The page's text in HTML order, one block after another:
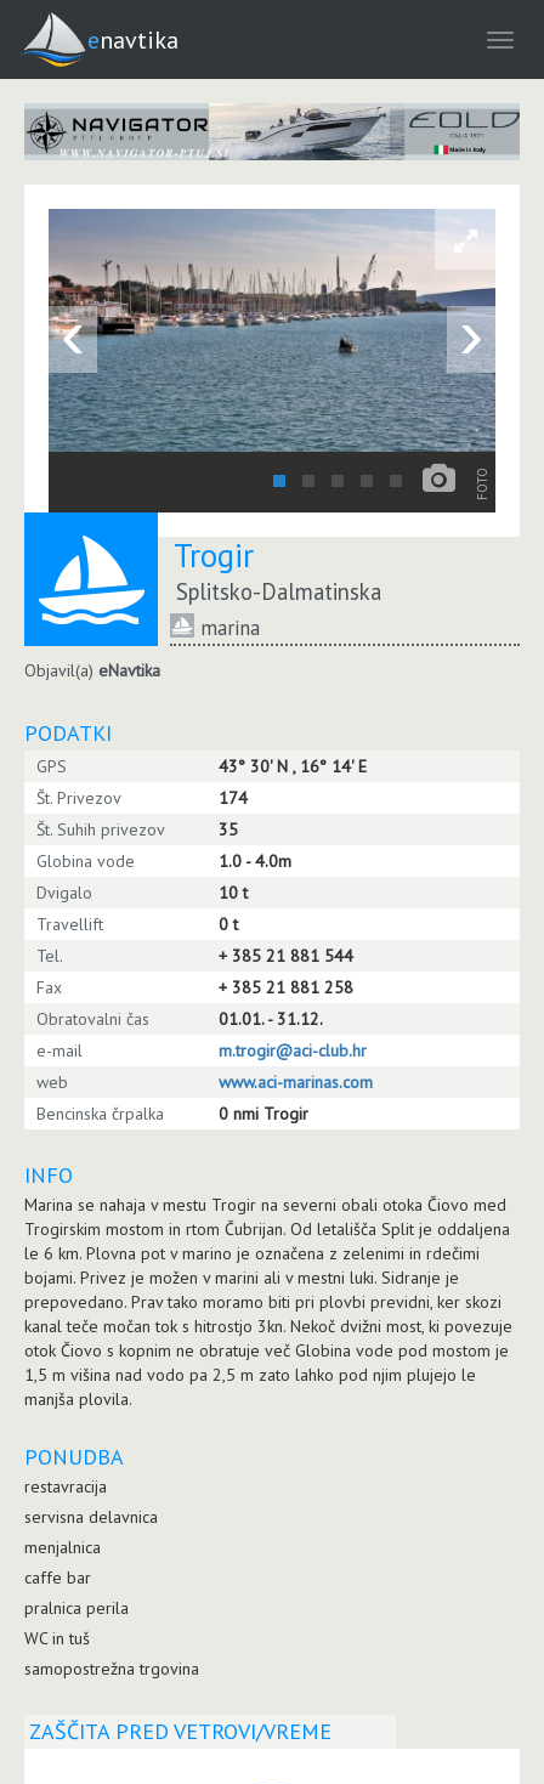
enavtika
‹ ›
FOTO
Trogir
Splitsko-Dalmatinska
marina
Objavil(a) eNavtika
PODATKI
GPS
43° 30' N , 16° 14' E
Št. Privezov
174
Št. Suhih privezov
35
Globina vode
1.0 - 4.0m
Dvigalo
10 t
Travellift
0 t
Tel.
+ 385 21 881 544
Fax
+ 385 21 881 258
Obratovalni čas
01.01. - 31.12.
e-mail
m.trogir@aci-club.hr
web
www.aci-marinas.com
Bencinska črpalka
0 nmi Trogir
INFO
Marina se nahaja v mestu Trogir na severni obali otoka Čiovo med
Trogirskim mostom in rtom Čubrijan. Od letališča Split je oddaljena
le 6 km. Plovna pot v marino je označena z zelenimi in rdečimi
bojami. Privez je možen v marini ali v mestni luki. Sidranje je
prepovedano. Prav tako moramo biti pri plovbi previdni, ker skozi
kanal teče močan tok s hitrostjo 3kn. Nekoč dvižni most, ki povezuje
otok Čiovo s kopnim ne obratuje več Globina vode pod mostom je
1,5 m višina nad vodo pa 2,5 m zato lahko pod njim plujejo le
manjša plovila.
PONUDBA
restavracija
servisna delavnica
menjalnica
caffe bar
pralnica perila
WC in tuš
samopostrežna trgovina
ZAŠČITA PRED VETROVI/VREME